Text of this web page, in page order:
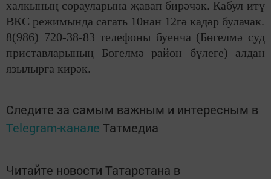
халкының сорауларына җавап бирәчәк. Кабул итү
ВКС режимында сәгать 10нан 12гә кадәр булачак.
8(986) 720-38-83 телефоны буенча (Бөгелмә суд
приставларының Бөгелмә район бүлеге) алдан
язылырга кирәк.
Следите за самым важным и интересным в
Telegram-канале Татмедиа
Читайте новости Татарстана в